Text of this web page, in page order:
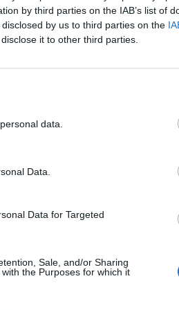
by third parties on the IAB’s list of
by us to third parties on the
it to other third parties.
data.
Data.
Data for Targeted
Sale, and/or Sharing
the Purposes for which it
könyvelhettek
haladta meg a
csütörtöki közleménye
adatai szerint Budapest
a Sopron-Fertő térségében
tapasztalhattak...
tartozik, melynek olvasása